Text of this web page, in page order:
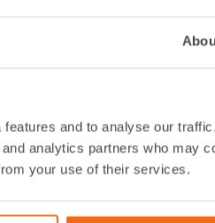
and to analyse our
analytics partners who may
your use of their services.